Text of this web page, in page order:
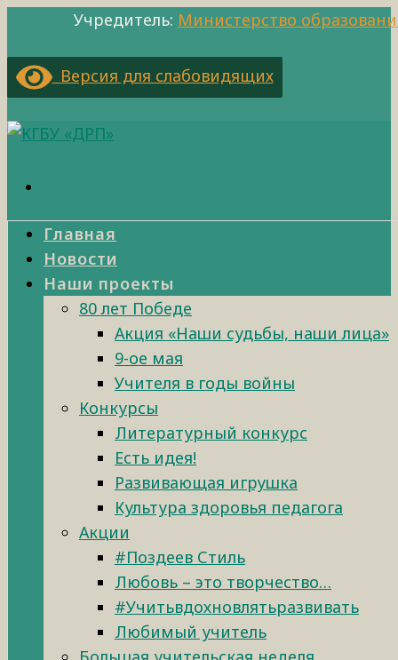
Учредитель: Министерство
Версия для слабовидящих
Главная
Новости
Наши проекты
80 лет Победе
Акция «Наши судьбы, наши лица»
9-ое мая
Учителя в годы войны
Конкурсы
Литературный конкурс
Есть идея!
Развивающая игрушка
Культура здоровья педагога
Акции
#Поздеев Стиль
Любовь – это творчество…
#Учитьвдохновлятьразвивать
Любимый учитель